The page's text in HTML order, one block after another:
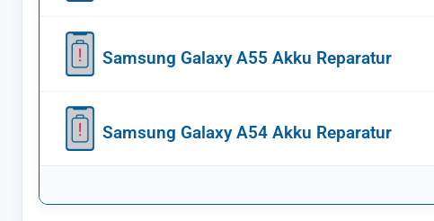
Samsung Galaxy A55 Akku Reparatur
Samsung Galaxy A54 Akku Reparatur